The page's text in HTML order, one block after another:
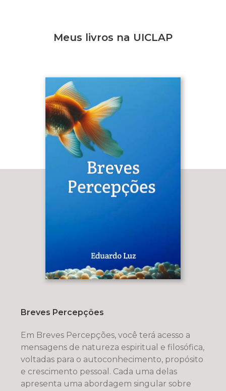
Meus livros na UICLAP
Breves Percepções
Em Breves Percepções, você terá acesso a
mensagens de natureza espiritual e filosófica,
voltadas para o autoconhecimento, propósito
e crescimento pessoal. Cada uma delas
apresenta uma abordagem singular sobre